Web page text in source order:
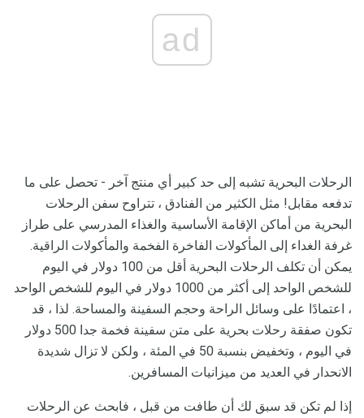
ad
الرحلات البحرية تشبه إلى حد كبير أي منتج آخر - تحصل على ما
تدفعه مقابل! مثل الكثير من الفنادق ، تتراوح سفن الرحلات
البحرية من أماكن الإقامة الأساسية والغذاء المدرسي على طراز
غرفة الغداء إلى المأكولات الفاخرة الفخمة والمأكولات الراقية.
يمكن أن تكلف الرحلات البحرية أقل من 100 دولار في اليوم
للشخص الواحد إلى أكثر من 1000 دولار في اليوم للشخص الواحد
، اعتمادًا على وسائل الراحة وحجم السفينة والمساحة. لذا ، قد
تكون صفقة رحلات بحرية على متن سفينة فخمة جدا 500 دولار
في اليوم ، وتخفيض بنسبة 50 في المئة ، ولكن لا تزال شديدة
الانحدار في العديد من ميزانيات المسافرين.
إذا لم تكن قد سبق لك أن طافت من قبل ، فابحث عن الرحلات